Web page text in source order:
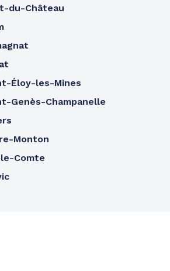
du-Château
Éloy-les-Mines
Genès-Champanelle
Monton
Comte